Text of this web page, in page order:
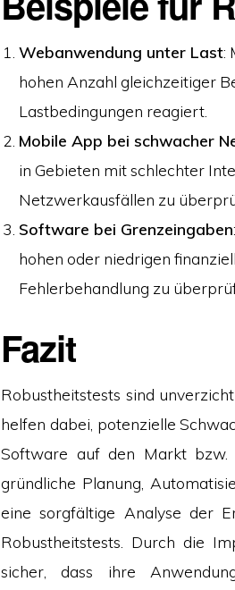
Webanwendung unter Last:
hohen Anzahl gleichzeitiger
Lastbedingungen reagiert.
Mobile App bei schwacher
in Gebieten mit schlechter
Netzwerkausfällen zu
Software bei Grenzeingaben
hohen oder niedrigen
Fehlerbehandlung zu
Fazit
Robustheitstests sind
helfen dabei, potenzielle
Software auf den Markt
gründliche Planung,
eine sorgfältige Analyse der
Robustheitstests. Durch die
sicher, dass ihre